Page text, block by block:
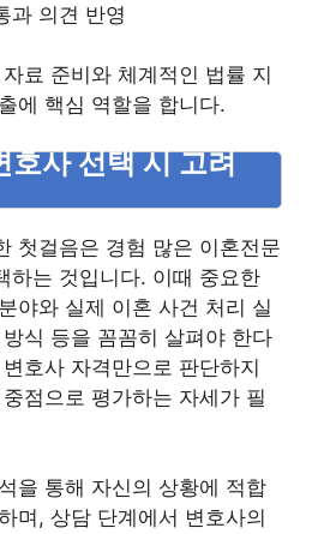
과 의견 반영
료 준비와 체계적인 법률 지
에 핵심 역할을 합니다.
호사 선택 시 고려
첫걸음은 경험 많은 이혼전문
하는 것입니다. 이때 중요한
야와 실제 이혼 사건 처리 실
식 등을 꼼꼼히 살펴야 한다
호사 자격만으로 판단하지
점으로 평가하는 자세가 필
을 통해 자신의 상황에 적합
며, 상담 단계에서 변호사의